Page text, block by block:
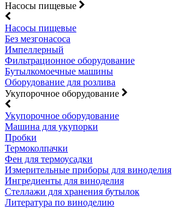
Насосы пищевые
Насосы пищевые
Без мезгонасоса
Импеллерный
Фильтрационное оборудование
Бутылкомоечные машины
Оборудование для розлива
Укупорочное оборудование
Укупорочное оборудование
Машина для укупорки
Пробки
Термоколпачки
Фен для термоусадки
Измерительные приборы для виноделия
Ингредиенты для виноделия
Стеллажи для хранения бутылок
Литература по виноделию